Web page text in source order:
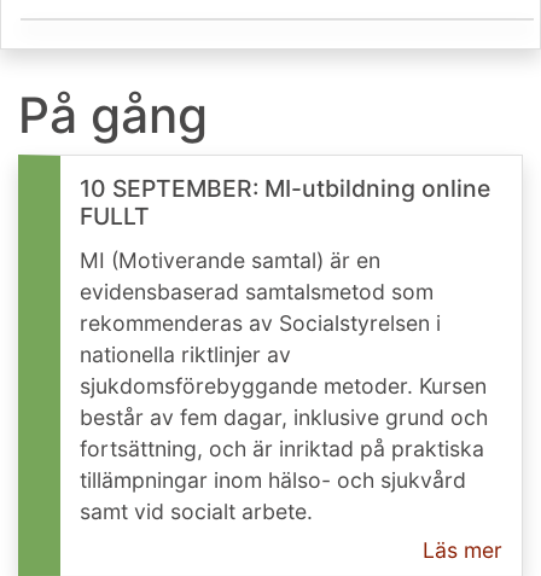
På gång
10 SEPTEMBER: MI-utbildning online
FULLT
MI (Motiverande samtal) är en
evidensbaserad samtalsmetod som
rekommenderas av Socialstyrelsen i
nationella riktlinjer av
sjukdomsförebyggande metoder. Kursen
består av fem dagar, inklusive grund och
fortsättning, och är inriktad på praktiska
tillämpningar inom hälso- och sjukvård
samt vid socialt arbete.
Läs mer